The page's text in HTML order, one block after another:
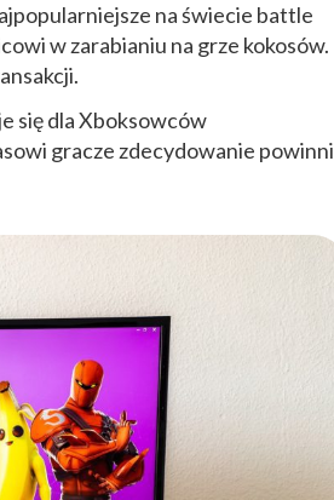
na świecie battle
w zarabianiu na grze kokosów.
się dla Xboksowców
gracze zdecydowanie powinni